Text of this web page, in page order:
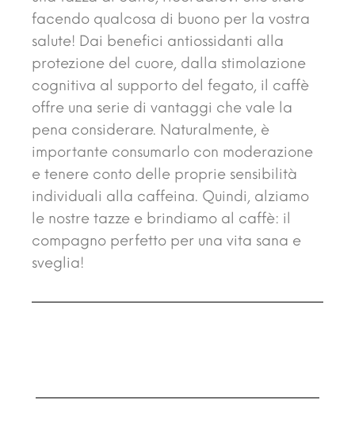
facendo qualcosa di buono per la vostra
salute! Dai benefici antiossidanti alla
protezione del cuore, dalla stimolazione
cognitiva al supporto del fegato, il caffè
offre una serie di vantaggi che vale la
pena considerare. Naturalmente, è
importante consumarlo con moderazione
e tenere conto delle proprie sensibilità
individuali alla caffeina. Quindi, alziamo
le nostre tazze e brindiamo al caffè: il
compagno perfetto per una vita sana e
sveglia!